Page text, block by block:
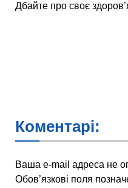
Дбайте про своє
Коментарі:
Ваша e-mail адреса не
Обов’язкові поля